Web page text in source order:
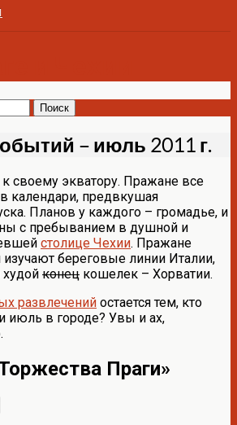
– июль 2011 г.
своему экватору. Пражане все
календари, предвкушая
Планов у каждого – громадье, и
с пребыванием в душной и
столице Чехии. Пражане
береговые линии Италии,
худой конец кошелек – Хорватии.
развлечений остается тем, кто
июль в городе? Увы и ах,
Праги»